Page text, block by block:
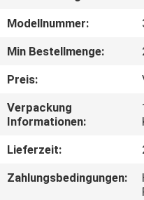
AUSFLUG
TRETEN
SIE
MIT
UNS
Modellnummer:
Min Bestellmenge:
Preis:
Verpackung
Informationen:
Lieferzeit:
Zahlungsbedingungen: